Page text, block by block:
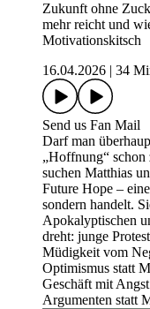
Zukunft ohne
mehr reicht und
Motivationskitsch
16.04.2026
34
Send us Fan Mail
Darf man
„Hoffnung“ schon
suchen Matthias
Future Hope –
sondern handelt.
Apokalyptischen
dreht: junge
Müdigkeit vom
Optimismus statt
Geschäft mit
Argumenten statt